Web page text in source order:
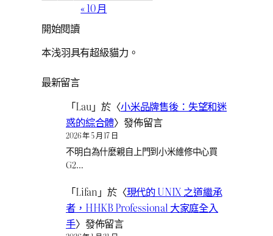
« 10 月
開始閱讀
本浅羽具有超級貓力。
最新留言
「Lau」於〈小米品牌售後：失望和迷
惑的綜合體〉發佈留言
2026 年 5 月 17 日
不明白為什麼親自上門到小米維修中心買
G2…
「Lifan 」於〈現代的 UNIX 之道繼承
者，HHKB Professional 大家庭全入
手〉發佈留言